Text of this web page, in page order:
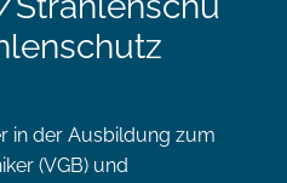
in der Ausbildung zum
(VGB) und